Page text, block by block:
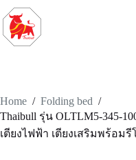
Home / Folding bed /
Thaibull รุ่น OLTLM5-345-
เตียงไฟฟ้า เตียงเสริมพร้อม